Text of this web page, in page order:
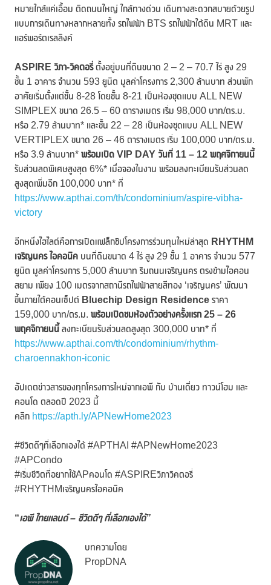
หมายใกล้แค่เอื้อม ติดถนนใหญ่ ใกล้ทางด่วน เดินทางสะดวกสบายด้วยรูป
แบบการเดินทางหลากหลายทั้ง รถไฟฟ้า BTS รถไฟฟ้าใต้ดิน MRT และ
แอร์พอร์ตเรลลิงค์
ASPIRE วิภา-วิคตอรี่ตั้งอยู่บนที่ดินขนาด 2 – 2 – 70.7 ไร่ สูง 29
ชั้น 1 อาคาร จำนวน 593 ยูนิต มูลค่าโครงการ 2,300 ล้านบาท ส่วนพัก
อาศัยเริ่มตั้งแต่ชั้น 8-28 โดยชั้น 8-21 เป็นห้องชุดแบบ ALL NEW
SIMPLEX ขนาด 26.5 – 60 ตารางเมตร เริ่ม 98,000 บาท/ตร.ม.
หรือ 2.79 ล้านบาท* และชั้น 22 – 28 เป็นห้องชุดแบบ ALL NEW
VERTIPLEX ขนาด 26 – 46 ตารางเมตร เริ่ม 100,000 บาท/ตร.ม.
หรือ 3.9 ล้านบาท* พร้อมเปิด VIP DAY วันที่ 11 – 12 พฤศจิกายนนี้
รับส่วนลดพิเศษสูงสุด 6%* เมื่อจองในงาน พร้อมลงทะเบียนรับส่วนลด
สูงสุดเพิ่มอีก 100,000 บาท* ที่
https://www.apthai.com/th/condominium/aspire-vibha-
victory
อีกหนึ่งไฮไลต์คือการเปิดแฟล็กชิปโครงการร่วมทุนใหม่ล่าสุด RHYTHM
เจริญนคร ไอคอนิค บนที่ดินขนาด 4 ไร่ สูง 29 ชั้น 1 อาคาร จำนวน 577
ยูนิต มูลค่าโครงการ 5,000 ล้านบาท ริมถนนเจริญนคร ตรงข้ามไอคอน
สยาม เพียง 100 เมตรจากสถานีรถไฟฟ้าสายสีทอง ‘เจริญนคร’ พัฒนา
ขึ้นภายใต้คอนเซ็ปต์ Bluechip Design Residence ราคา
159,000 บาท/ตร.ม. พร้อมเปิดชมห้องตัวอย่างครั้งแรก25 – 26
พฤศจิกายนนี้ ลงทะเบียนรับส่วนลดสูงสุด 300,000 บาท* ที่
https://www.apthai.com/th/condominium/rhythm-
charoennakhon-iconic
อัปเดตข่าวสารของทุกโครงการใหม่จากเอพี กับ บ้านเดี่ยว ทาวน์โฮม และ
คอนโด ตลอดปี 2023 นี้
คลิก https://apth.ly/APNewHome2023
#ชีวิตดีๆที่เลือกเองได้ #APTHAI #APNewHome2023
#APCondo
#เริ่มชีวิตที่อยากใช้APคอนโด #ASPIREวิภาวิคตอรี่
#RHYTHMเจริญนครไอคอนิค
“เอพี ไทยแลนด์– ชีวิตดีๆ ที่เลือกเองได้”
บทความโดย
PropDNA